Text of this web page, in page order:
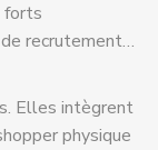
forts
recrutement…
Elles intègrent
physique